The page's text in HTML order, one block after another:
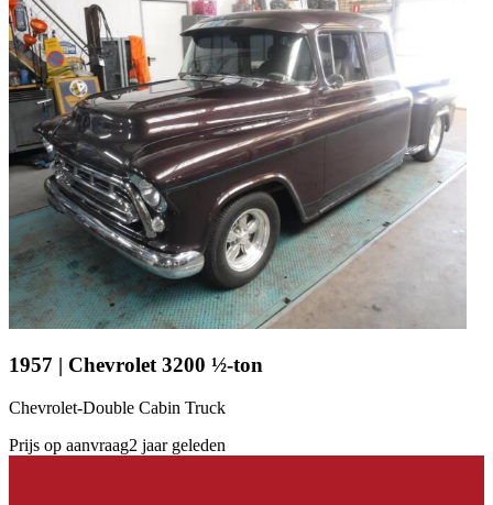
1957 | Chevrolet 3200 ½-ton
Chevrolet-Double Cabin Truck
Prijs op aanvraag2 jaar geleden